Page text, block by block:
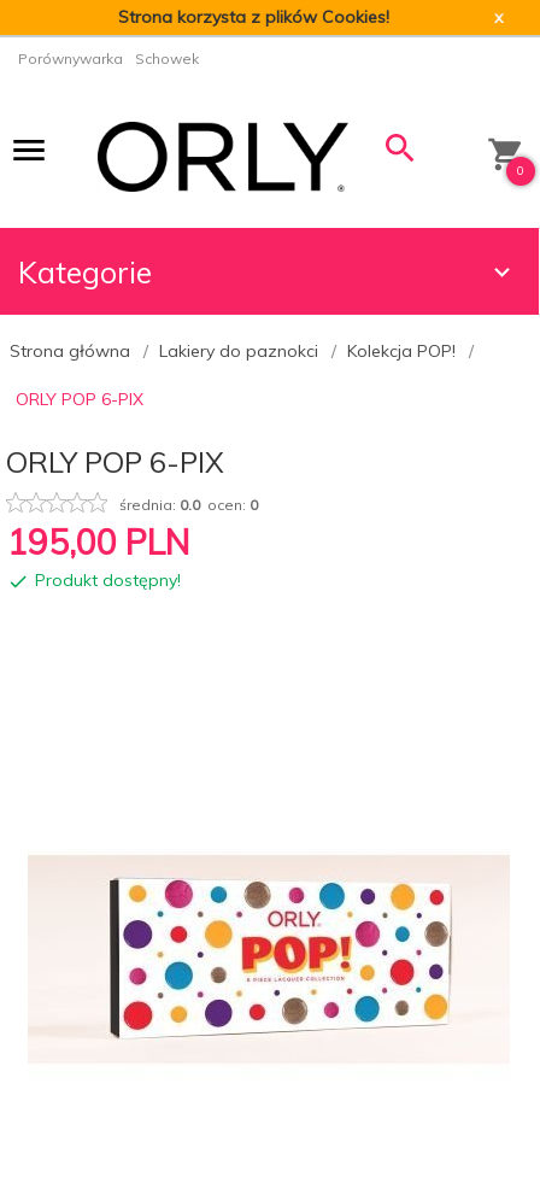
Strona korzysta z plików Cookies! x
Porównywarka Schowek
0
Kategorie
Strona główna Lakiery do paznokci Kolekcja POP!
ORLY POP 6-PIX
ORLY POP 6-PIX
średnia: 0.0ocen: 0
195,00 PLN
Produkt dostępny!